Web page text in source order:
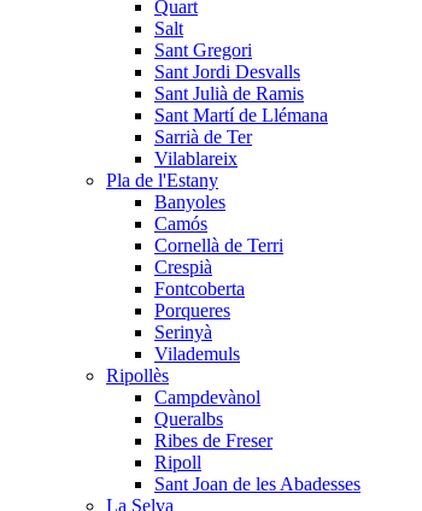
Quart
Salt
Sant Gregori
Sant Jordi Desvalls
Sant Julià de Ramis
Sant Martí de Llémana
Sarrià de Ter
Vilablareix
Pla de l'Estany
Banyoles
Camós
Cornellà de Terri
Crespià
Fontcoberta
Porqueres
Serinyà
Vilademuls
Ripollès
Campdevànol
Queralbs
Ribes de Freser
Ripoll
Sant Joan de les Abadesses
La Selva